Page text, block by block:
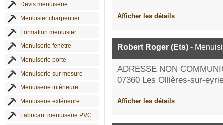
Devis menuiserie
Menuisier charpentier
Formation menuisier
Menuiserie fenêtre
Menuiserie porte
Menuiserie sur mesure
Menuiserie intérieure
Menuiserie extérieure
Fabricant menuiserie PVC
Afficher les détails
Robert Roger (Ets) -
ADRESSE NON
07360 Les Ollières-sur-
Afficher les détails